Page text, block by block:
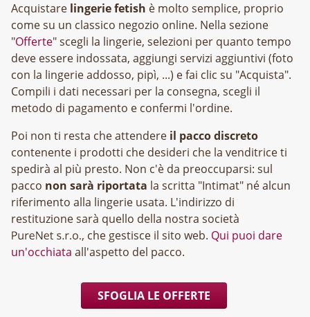
Acquistare lingerie fetish è molto semplice, proprio
come su un classico negozio online. Nella sezione
"Offerte" scegli la lingerie, selezioni per quanto tempo
deve essere indossata, aggiungi servizi aggiuntivi (foto
con la lingerie addosso, pipì, ...) e fai clic su "Acquista".
Compili i dati necessari per la consegna, scegli il
metodo di pagamento e confermi l'ordine.
Poi non ti resta che attendere il pacco discreto
contenente i prodotti che desideri che la venditrice ti
spedirà al più presto. Non c'è da preoccuparsi: sul
pacco non sarà riportata la scritta "Intimat" né alcun
riferimento alla lingerie usata. L'indirizzo di
restituzione sarà quello della nostra società
, che gestisce il sito web. Qui puoi dare
un'occhiata all'aspetto del pacco.
SFOGLIA LE OFFERTE